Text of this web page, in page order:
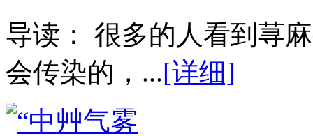
导读： 很多的人看到荨
会传染的，...[详细]